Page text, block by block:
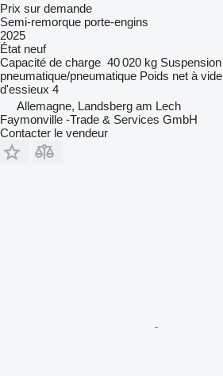
Prix sur demande
Semi-remorque porte-engins
2025
État neuf
Capacité de charge 40 020 kg Suspension
pneumatique/pneumatique Poids net à vide
d'essieux 4
Allemagne, Landsberg am Lech
Faymonville -Trade & Services GmbH
Contacter le vendeur